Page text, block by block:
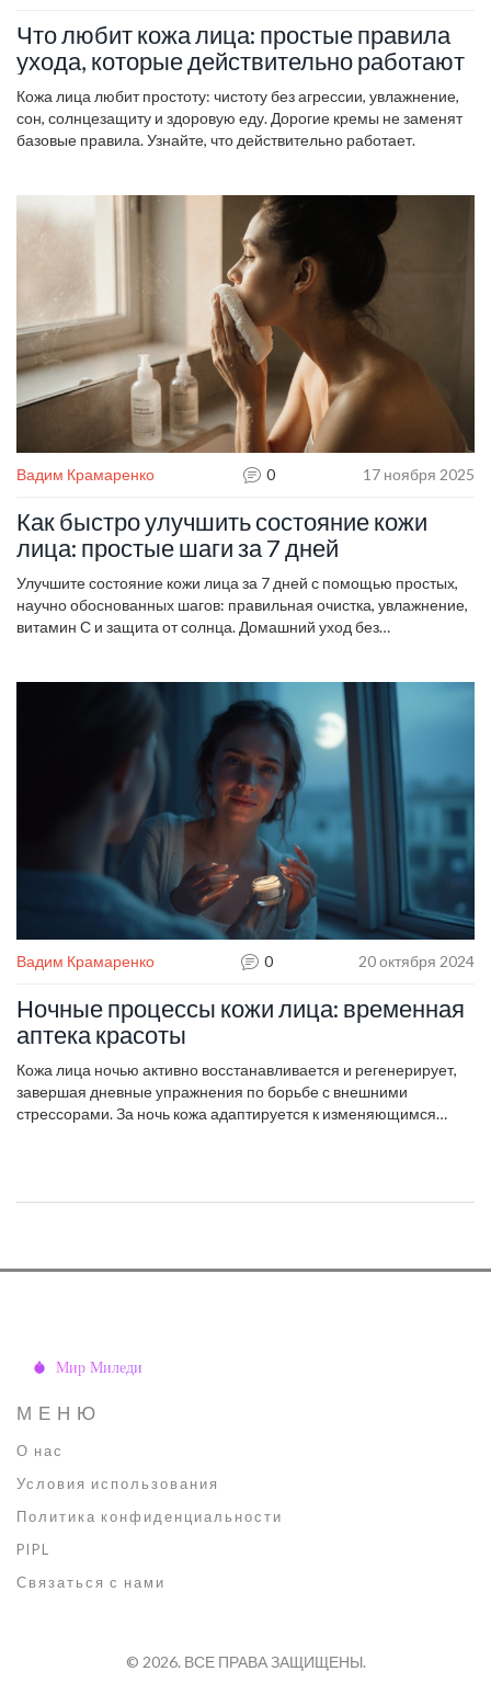
Что любит кожа лица: простые правила
ухода, которые действительно работают
Кожа лица любит простоту: чистоту без агрессии, увлажнение,
сон, солнцезащиту и здоровую еду. Дорогие кремы не заменят
базовые правила. Узнайте, что действительно работает.
Вадим Крамаренко 0 17 ноября 2025
Как быстро улучшить состояние кожи
лица: простые шаги за 7 дней
Улучшите состояние кожи лица за 7 дней с помощью простых,
научно обоснованных шагов: правильная очистка, увлажнение,
витамин С и защита от солнца. Домашний уход без
Вадим Крамаренко 0 20 октября 2024
Ночные процессы кожи лица: временная
аптека красоты
Кожа лица ночью активно восстанавливается и регенерирует,
завершая дневные упражнения по борьбе с внешними
стрессорами. За ночь кожа адаптируется к изменяющимся
ночного восстановления. Благодаря регулярному ночному
МЕНЮ
О нас
Условия использования
Политика конфиденциальности
PIPL
Связаться с нами
© 2026. ВСЕ ПРАВА ЗАЩИЩЕНЫ.